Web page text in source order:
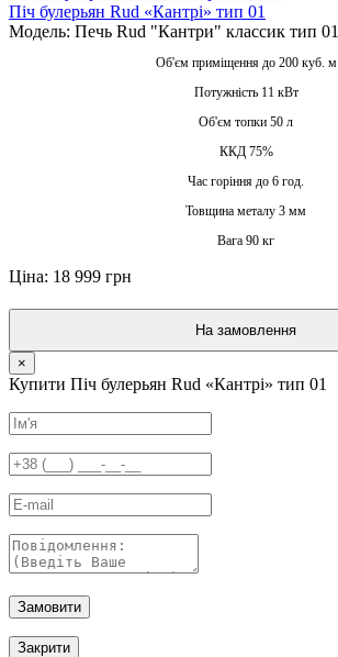
Піч булерьян Rud «Кантрі» тип 01
Модель: Печь Rud "Кантри" классик тип 01
Об'єм приміщення до 200 куб. м
Потужність 11 кВт
Об'єм топки 50 л
ККД 75%
Час горіння до 6 год.
Товщина металу 3 мм
Вага 90 кг
Ціна: 18 999 грн
На замовлення
×
Купити Піч булерьян Rud «Кантрі» тип 01
Замовити
Закрити